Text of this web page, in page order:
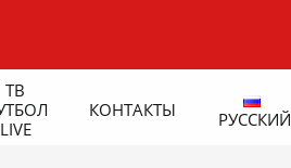
ТВ
LIVE
КОНТАКТЫ РУССКИЙ